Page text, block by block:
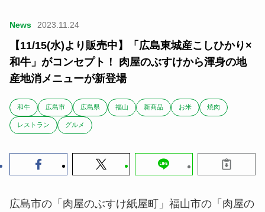
News 2023.11.24
【11/15(水)より販売中】「広島東城産こしひかり×
和牛」がコンセプト！ 肉屋のぶすけから渾身の地
産地消メニューが新登場
和牛 広島市 広島県 福山 新商品 お米 焼肉
レストラン グルメ
広島市の「肉屋のぶすけ紙屋町」福山市の「肉屋の